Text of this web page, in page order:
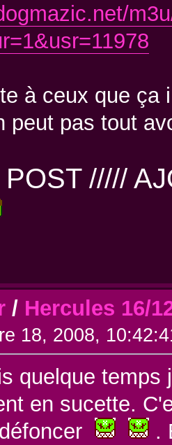
à ceux que
peut pas tout
/////
/ Hercules 16/
18, 2008,
quelque temps
en sucette.
.